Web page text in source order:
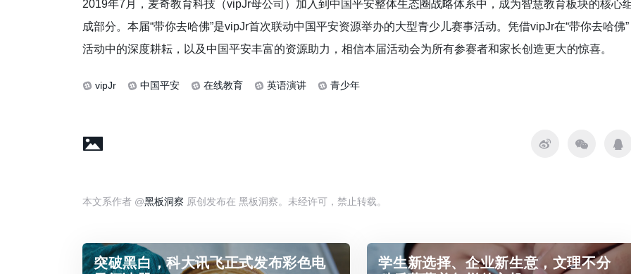
2019年7月，麦奇教育科技（vipJr母公司）加入到中国平安整体生态圈战略体系中，成为智慧教育板块的核心
成部分。本届“带你去哈佛”是vipJr首次联动中国平安资源举办的大型青少儿赛事活动。凭借vipJr在“带你去哈佛”
活动中的深度耕耘，以及中国平安丰富的资源助力，相信本届活动会为所有参赛者和家长创造更大的惊喜。
vipJr 中国平安 在线教育 英语演讲 青少年
本文系作者 @黑板洞察 原创发布在 黑板洞察。未经许可，禁止转载。
突破黑白，科大讯飞正式发布彩色电
学生新选择、企业新生意，文理不分